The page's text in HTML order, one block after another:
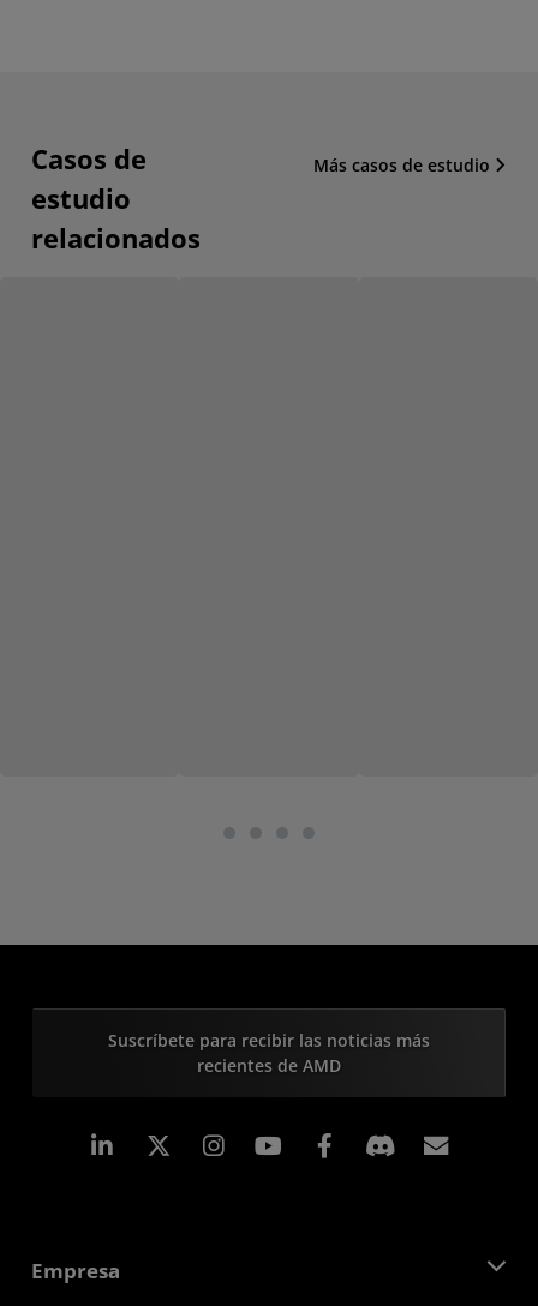
Casos de
estudio
relacionados
Más casos de estudio
Suscríbete para recibir las noticias más
recientes de AMD
LinkedIn Instagram Facebook
Empresa